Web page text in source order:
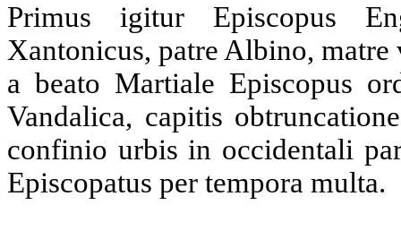
Primus igitur Episcopus
Xantonicus, patre Albino,
a beato Martiale Episcopus
Vandalica, capitis
confinio urbis in occidentali
Episcopatus per tempora multa.